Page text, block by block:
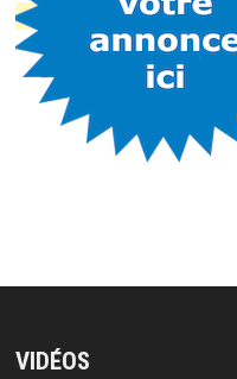
VIDÉOS